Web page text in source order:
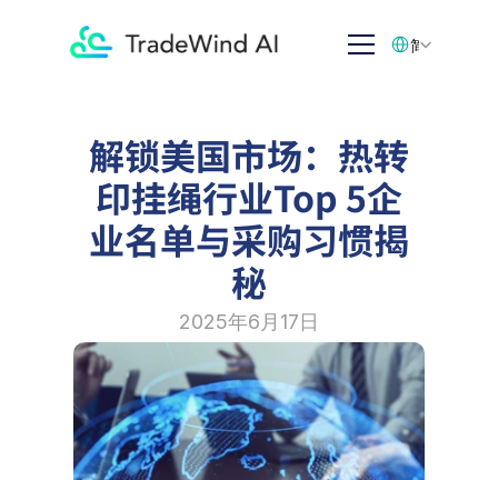
解锁美国市场：热转
印挂绳行业Top 5企
业名单与采购习惯揭
秘
2025年6月17日
简体中文